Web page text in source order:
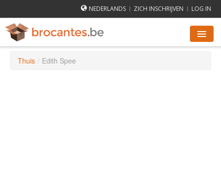
NEDERLANDS | ZICH INSCHRIJVEN | LOG IN
ROMMELMARKTEN AGENDA
Thuis / Edith Spee